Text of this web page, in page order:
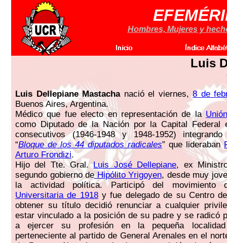
Hombres, Mujeres y
Luis
Luis Dellepiane Mastachanació el viernes,8 de
Buenos Aires, Argentina.
Médico que fue electo en representación de la
como Diputado de la Nación por la Capital Federal
consecutivos (1946-1948 y 1948-1952)
“Bloque de los 44 diputados radicales” que lideraban
Arturo Frondizi.
Hijo del Tte. Gral.Luis José Dellepiane, ex
segundo gobierno deHipólito Yrigoyen, desde muy
la actividad política. Participó del
Universitaria de 1918y fue delegado de su Centro
obtener su título decidió renunciar a cualquier
estar vinculado a la posición de su padre y se radicó
a ejercer su profesión en la pequeña
perteneciente al partido de General Arenales en el